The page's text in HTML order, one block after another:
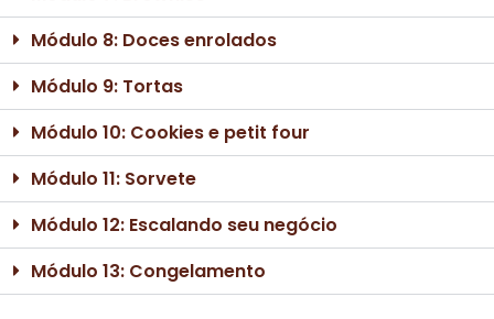
Módulo 8: Doces enrolados
Módulo 9: Tortas
Módulo 10: Cookies e petit four
Módulo 11: Sorvete
Módulo 12: Escalando seu negócio
Módulo 13: Congelamento